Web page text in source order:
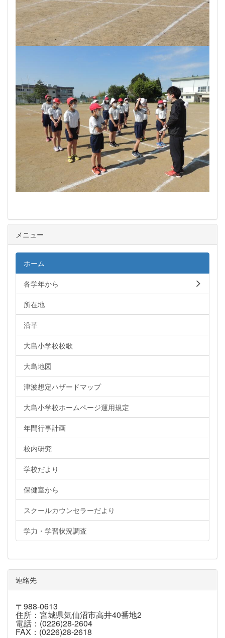
メニュー
ホーム
各学年から
所在地
沿革
大島小学校校歌
大島地図
津波想定ハザードマップ
大島小学校ホームページ運用規定
年間行事計画
校内研究
学校だより
保健室から
スクールカウンセラーだより
学力・学習状況調査
連絡先
〒988-0613
住所：宮城県気仙沼市高井40番地2
電話：(0226)28-2604
FAX：(0226)28-2618